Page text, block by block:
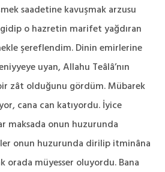
saadetine kavuşmak arzusu
o hazretin marifet yağdıran
şereflendim. Dinin emirlerine
uyan, Allahu Teâlâ’nın
zât olduğunu gördüm. Mübarek
cana can katıyordu. İyice
maksada onun huzurunda
onun huzurunda dirilip itminâna
orada müyesser oluyordu. Bana